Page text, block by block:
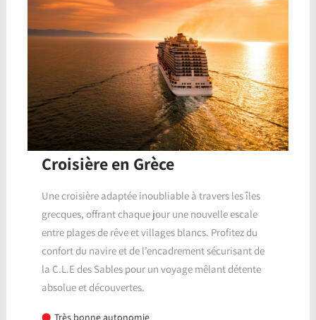
Croisière en Grèce
Une croisière adaptée inoubliable à travers les îles
grecques, offrant chaque jour une nouvelle escale
entre plages de rêve et villages blancs. Profitez du
confort du navire et de l’encadrement sécurisant de
la C.L.E des Sables pour un voyage mêlant détente
absolue et découvertes.
Très bonne autonomie